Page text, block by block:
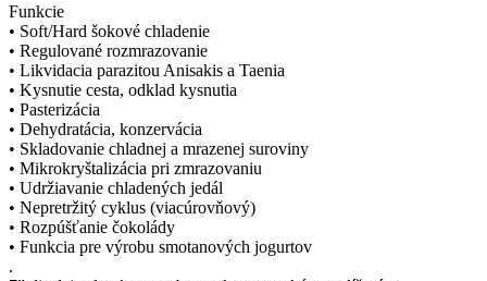
Funkcie
• Soft/Hard šokové chladenie
• Regulované rozmrazovanie
• Likvidacia parazitou Anisakis a Taenia
• Kysnutie cesta, odklad kysnutia
• Pasterizácia
• Dehydratácia, konzervácia
• Skladovanie chladnej a mrazenej suroviny
• Mikrokryštalizácia pri zmrazovaniu
• Udržiavanie chladených jedál
• Nepretržitý cyklus (viacúrovňový)
• Rozpúšťanie čokolády
• Funkcia pre výrobu smotanových jogurtov
.